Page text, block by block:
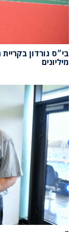
בי״ס גורדון
מיליונים